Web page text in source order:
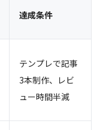
達成条件
テンプレで記事
3本制作、レビ
ュー時間半減